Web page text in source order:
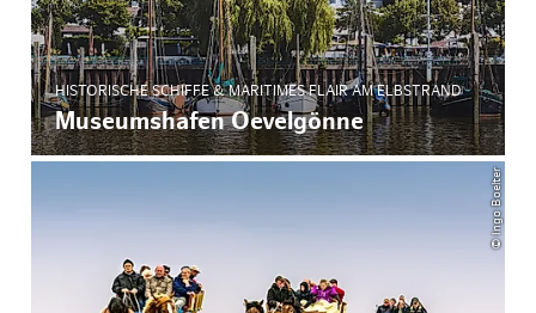
HISTORISCHE SCHIFFE & MARITIMES FLAIR AM ELBSTRAND
Museumshafen Oevelgönne
© Ingo Boelter